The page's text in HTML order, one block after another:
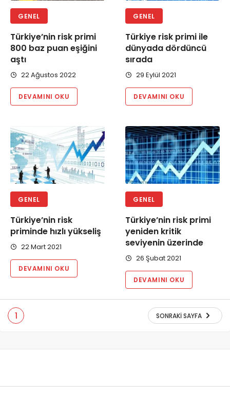
GENEL
Türkiye’nin risk primi
800 baz puan eşiğini
aştı
22 Ağustos 2022
DEVAMINI OKU
GENEL
Türkiye risk primi ile
dünyada dördüncü
sırada
29 Eylül 2021
DEVAMINI OKU
GENEL
Türkiye’nin risk
priminde hızlı yükseliş
22 Mart 2021
DEVAMINI OKU
GENEL
Türkiye’nin risk primi
yeniden kritik
seviyenin üzerinde
26 Şubat 2021
DEVAMINI OKU
1 SONRAKI SAYFA